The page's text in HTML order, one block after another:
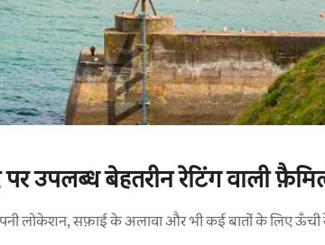
पर उपलब्ध बेहतरीन रेटिंग वाली
लोकेशन, सफ़ाई के अलावा और भी कई बातों के लिए ऊँची